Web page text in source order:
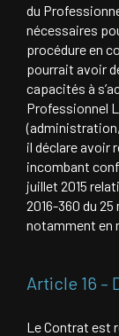
du
nécessaires
procédure en
pourrait avoir
capacités à
Professionnel
il déclare avoir
incombant
juillet 2015
2016-360 du
notamment en
Article 16 –
Le Contrat est